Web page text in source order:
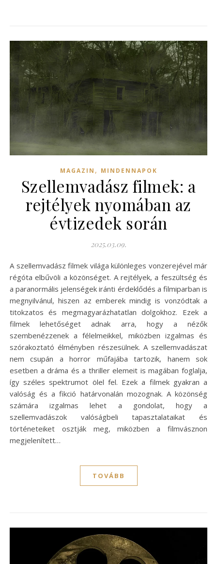
MAGAZIN , MINDENNAPOK
Szellemvadász filmek: a
rejtélyek nyomában az
évtizedek során
2025.03.09.
A szellemvadász filmek világa különleges vonzerejével már
régóta elbűvöli a közönséget. A rejtélyek, a feszültség és
a paranormális jelenségek iránti érdeklődés a filmiparban is
megnyilvánul, hiszen az emberek mindig is vonzódtak a
titokzatos és megmagyarázhatatlan dolgokhoz. Ezek a
filmek lehetőséget adnak arra, hogy a nézők
szembenézzenek a félelmeikkel, miközben izgalmas és
szórakoztató élményben részesülnek. A szellemvadászat
nem csupán a horror műfajába tartozik, hanem sok
esetben a dráma és a thriller elemeit is magában foglalja,
így széles spektrumot ölel fel. Ezek a filmek gyakran a
valóság és a fikció határvonalán mozognak. A közönség
számára izgalmas lehet a gondolat, hogy a
szellemvadászok valóságbeli tapasztalataikat és
történeteiket osztják meg, miközben a filmvásznon
megjelenített…
TOVÁBB